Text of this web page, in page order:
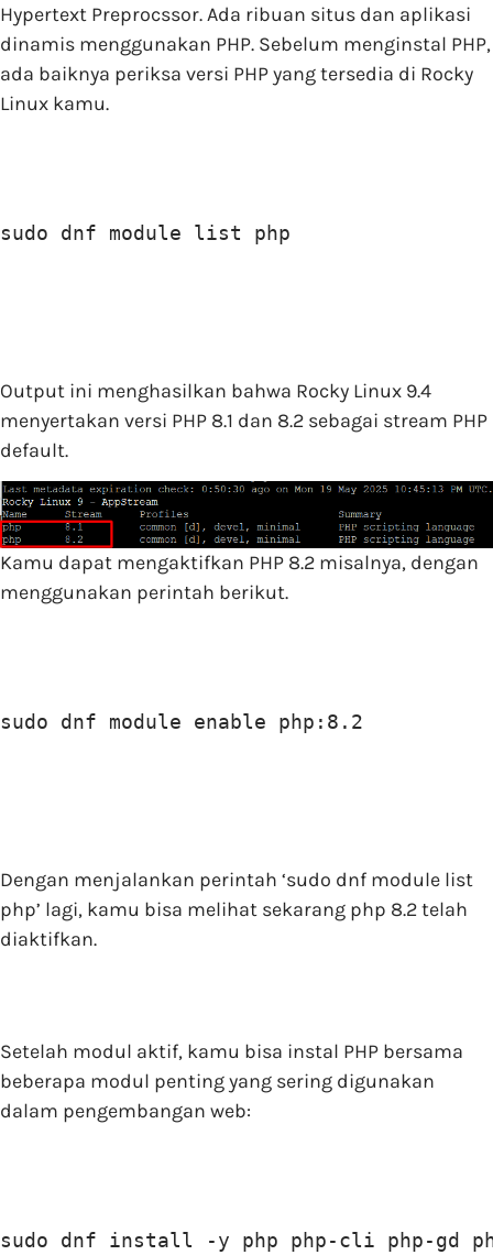
Hypertext Preprocssor. Ada ribuan situs dan aplikasi
dinamis menggunakan PHP. Sebelum menginstal PHP,
ada baiknya periksa versi PHP yang tersedia di Rocky
Linux kamu.
sudo dnf module list php
Output ini menghasilkan bahwa Rocky Linux 9.4
menyertakan versi PHP 8.1 dan 8.2 sebagai stream PHP
default.
Kamu dapat mengaktifkan PHP 8.2 misalnya, dengan
menggunakan perintah berikut.
sudo dnf module enable php:8.2
Dengan menjalankan perintah ‘sudo dnf module list
php’ lagi, kamu bisa melihat sekarang php 8.2 telah
diaktifkan.
Setelah modul aktif, kamu bisa instal PHP bersama
beberapa modul penting yang sering digunakan
dalam pengembangan web:
sudo dnf install -y php php-cli php-gd